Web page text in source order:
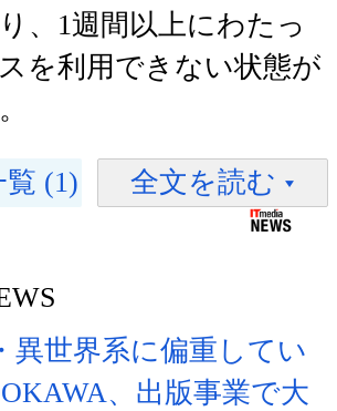
、1週間以上にわたっ
を利用できない状態が
(1) 全文を読む
異世界系に偏重してい
、出版事業で大